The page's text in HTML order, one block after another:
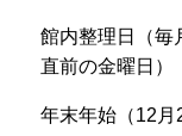
館内整理日（毎
直前の金曜日）
年末年始（12 月